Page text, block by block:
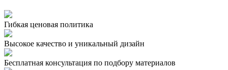
Гибкая ценовая политика
Высокое качество и уникальный дизайн
Бесплатная консультация по подбору материалов